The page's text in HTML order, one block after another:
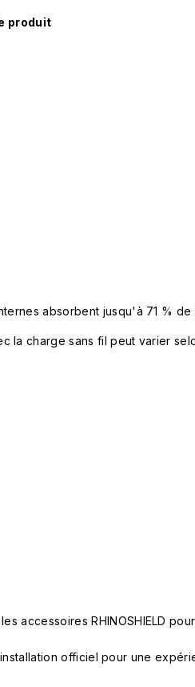
produit
absorbent jusqu'à 71 %
la charge sans fil peut varier
accessoires RHINOSHIELD
officiel pour une